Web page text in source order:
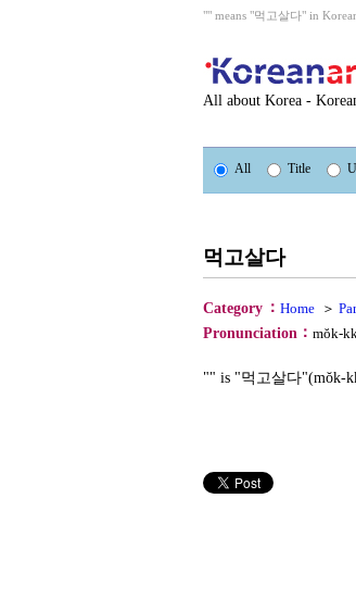
"" means "먹고살다" in
All about Korea -
All Title
먹고살다
Category ： Home ＞
Pronunciation ： mŏk-
"" is "먹고살다"(mŏk-